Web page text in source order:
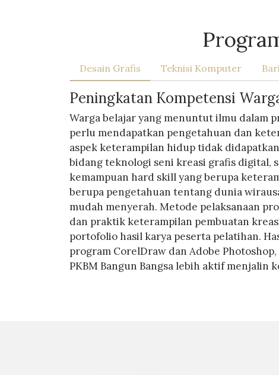
Desain Grafis Teknisi Komputer
Peningkatan Kompetensi
Warga belajar yang menuntut ilmu dalam
perlu mendapatkan pengetahuan dan
aspek keterampilan hidup tidak
bidang teknologi seni kreasi grafis digital,
kemampuan hard skill yang berupa
berupa pengetahuan tentang dunia
mudah menyerah. Metode pelaksanaan
dan praktik keterampilan pembuatan
portofolio hasil karya peserta pelatihan.
program CorelDraw dan Adobe
PKBM Bangun Bangsa lebih aktif